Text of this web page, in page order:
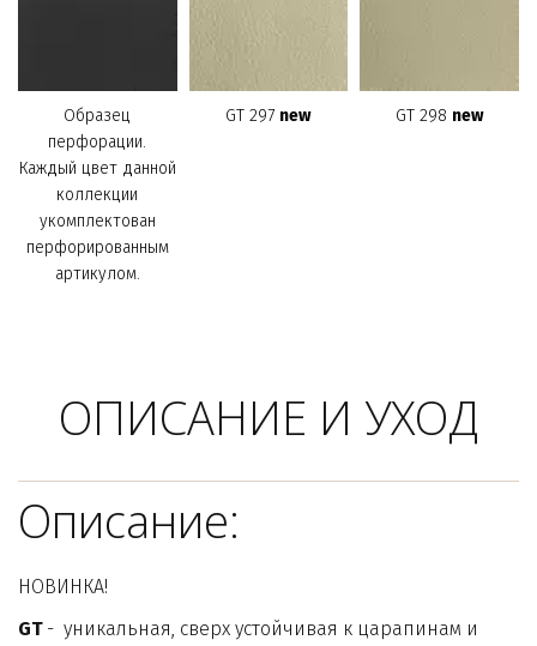
Образец
перфорации.
Каждый цвет данной
коллекции
укомплектован
перфорированным
артикулом.
GT 297 new GT 298 new
ОПИСАНИЕ И УХОД
Описание:
НОВИНКА!
GT -  уникальная, сверх устойчивая к царапинам и